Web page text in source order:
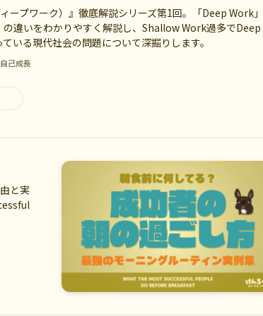
ープワーク）』徹底解説シリーズ第1回。「Deep Work
の違いをわかりやすく解説し、Shallow Work過多でDeep
いる現代社会の問題について深掘りします。
自己成長
と実